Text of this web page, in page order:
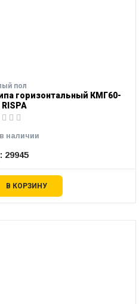
пол
горизонтальный КМГ60-
В КОРЗИНУ
наличии
29945